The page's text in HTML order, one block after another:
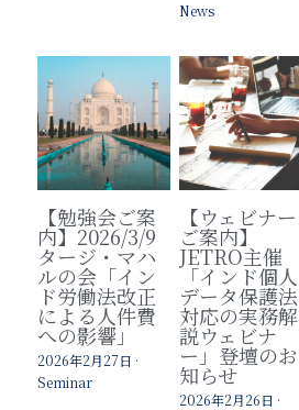
News
【勉強会ご案
内】2026/3/9
タージ・マハ
ルの会「イン
ド労働法改正
による人件費
への影響」
2026年2月27日 ·
Seminar
【ウェビナー
ご案内】
JETRO主催
「インド個人
データ保護法
対応の実務解
説ウェビナ
ー」登壇のお
知らせ
2026年2月26日 ·